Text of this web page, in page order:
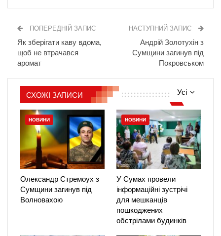
ПОПЕРЕДНІЙ ЗАПИС
Як зберігати каву вдома,
щоб не втрачався
аромат
НАСТУПНИЙ ЗАПИС
Андрій Золотухін з
Сумщини загинув під
Покровськом
Усі
СХОЖІ ЗАПИСИ
НОВИНИ
Олександр Стремоух з
Сумщини загинув під
Волновахою
НОВИНИ
У Сумах провели
інформаційні зустрічі
для мешканців
пошкоджених
обстрілами будинків